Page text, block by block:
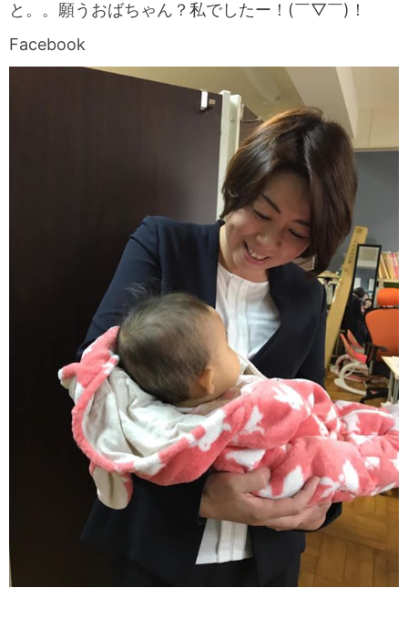
と。。願うおばちゃん？私でしたー！(￣▽￣)！
Facebook